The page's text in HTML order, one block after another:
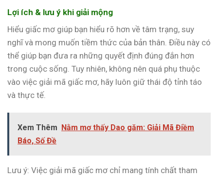
Lợi ích & lưu ý khi giải mộng
Hiểu giấc mơ giúp bạn hiểu rõ hơn về tâm trạng, suy
nghĩ và mong muốn tiềm thức của bản thân. Điều này có
thể giúp bạn đưa ra những quyết định đúng đắn hơn
trong cuộc sống. Tuy nhiên, không nên quá phụ thuộc
vào việc giải mã giấc mơ, hãy luôn giữ thái độ tỉnh táo
và thực tế.
Xem Thêm Nằm mơ thấy Dao găm: Giải Mã Điềm
Báo, Số Đề
Lưu ý: Việc giải mã giấc mơ chỉ mang tính chất tham